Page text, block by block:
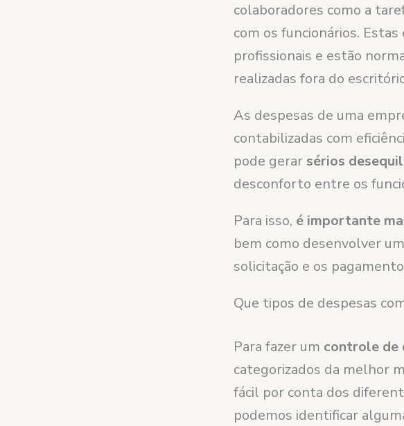
colaboradores como a
com os funcionários.
profissionais e estão
realizadas fora do
As despesas de uma
contabilizadas com
pode gerar sérios
desconforto entre os
Para isso, é importante
bem como desenvolver
solicitação e os
Que tipos de despesas
Para fazer um controle de
categorizados da melhor
fácil por conta dos
podemos identificar